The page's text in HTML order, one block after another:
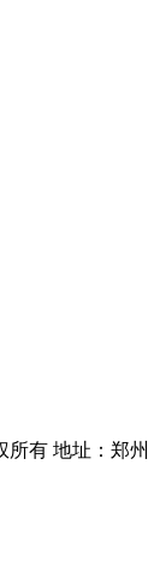
所有 地址：郑州